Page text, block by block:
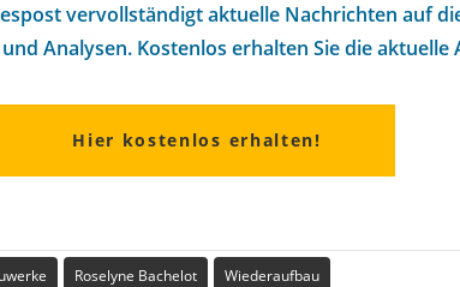
vervollständigt aktuelle Nachrichten auf
Analysen. Kostenlos erhalten Sie die aktuelle
Hier kostenlos erhalten!
Roselyne Bachelot Wiederaufbau